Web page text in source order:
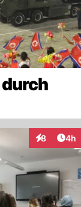
durch
8 4h